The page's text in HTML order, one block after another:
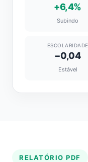
+6,4%
Subindo
ESCOLARIDADE
−0,04
Estável
RELATÓRIO PDF